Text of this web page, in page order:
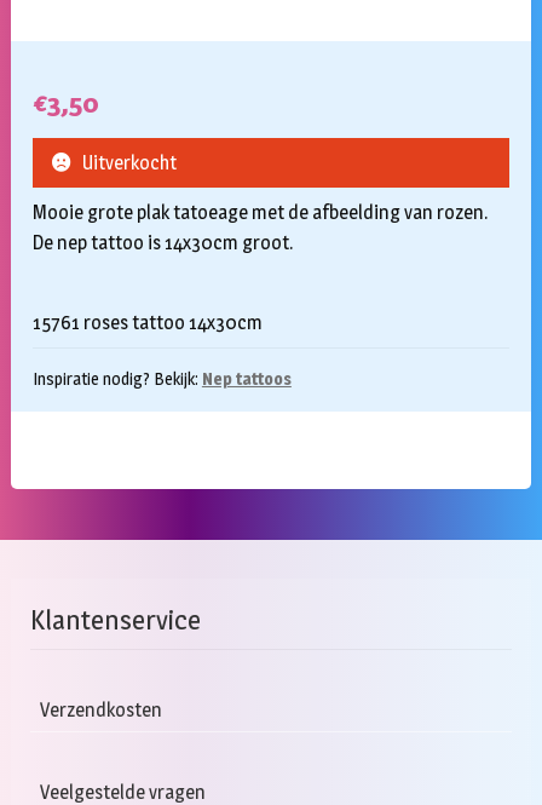
€3,50
Mooie grote plak tatoeage met de afbeelding van rozen.
De nep tattoo is 14x30cm groot.
15761 roses tattoo 14x30cm
Inspiratie nodig? Bekijk: Nep tattoos
Uitverkocht
Klantenservice
Verzendkosten
Veelgestelde vragen